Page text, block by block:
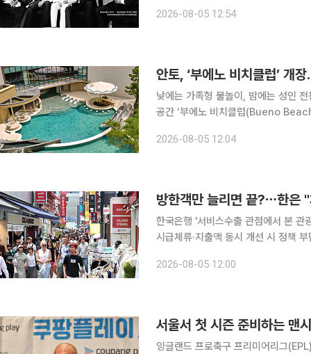
SHOW(놈놈놈쇼)’가 미국 로스앤젤
2026-08-05 12:54
안토, ‘부에노 비치클럽’ 개
낮에는 가족형 물놀이, 밤에는 성인 전용 DJ 풀파티 운영 하이엔
공간 ‘부에노 비치클럽(Bueno
인다. 5일 한화호텔앤드리조트에 따
2026-08-05 12:04
방한객만 늘리면 끝?⋯한은
한국은행 '서비스수출 관점에서 본 관
시급체류·지출액 동시 개선 시 정책 부담 줄고 효과 극대화 외
이미 우리나라 인구의 37%가 매년
2026-08-05 12:00
서울서 첫 시즌 준비하는 맨
잉글랜드 프로축구 프리미어리그